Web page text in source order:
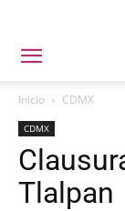
Inicio CDMX
CDMX
Tlalpan